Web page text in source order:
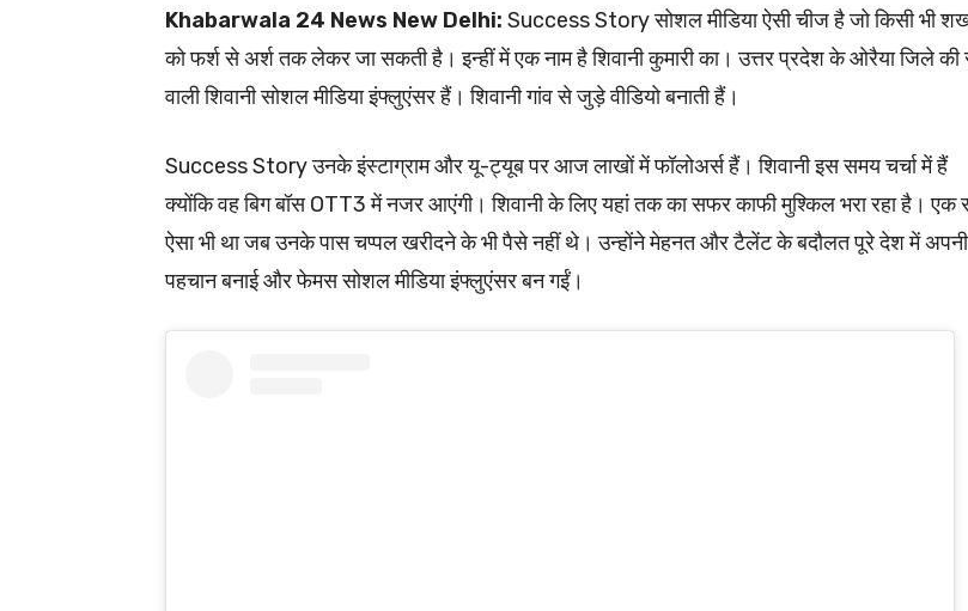
Khabarwala 24 News New Delhi: Success Story सोशल मीडिया ऐसी चीज है जो किसी भी
को फर्श से अर्श तक लेकर जा सकती है। इन्हीं में एक नाम है शिवानी कुमारी का। उत्तर प्रदेश के ओरैया जिले की
वाली शिवानी सोशल मीडिया इंफ्लुएंसर हैं। शिवानी गांव से जुड़े वीडियो बनाती हैं।
Success Story उनके इंस्टाग्राम और यू-ट्यूब पर आज लाखों में फॉलोअर्स हैं। शिवानी इस समय चर्चा में हैं
क्योंकि वह बिग बॉस OTT3 में नजर आएंगी। शिवानी के लिए यहां तक का सफर काफी मुश्किल भरा रहा है। एक
ऐसा भी था जब उनके पास चप्पल खरीदने के भी पैसे नहीं थे। उन्होंने मेहनत और टैलेंट के बदौलत पूरे देश में अपनी
पहचान बनाई और फेमस सोशल मीडिया इंफ्लुएंसर बन गईं।